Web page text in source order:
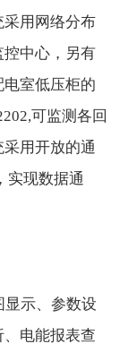
用网络分布
中心，另有
室低压柜的
可监测各回
用开放的通
实现数据通
显示、参数设
电能报表查